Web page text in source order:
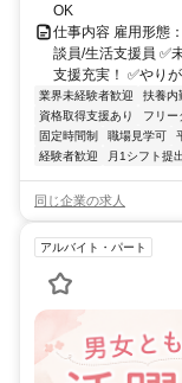
OK
仕事内容 雇用形態
談員/生活支援員 ✅
支援充実！ ✅やり
業界未経験者歓迎 扶養内
資格取得支援あり
フリー
固定時間制
職場見学可
経験者歓迎
月1シフト提
同じ企業の求人
アルバイト・パート